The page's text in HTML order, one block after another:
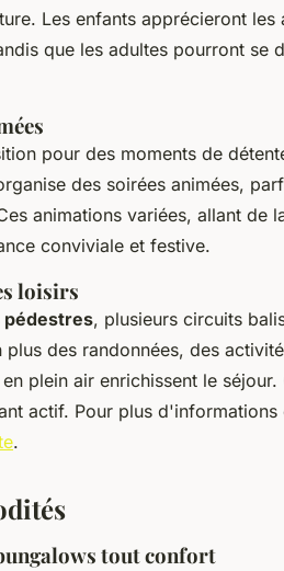
Les enfants apprécieront les
que les adultes pourront se
pour des moments de
des soirées animées,
animations variées, allant de
conviviale et festive.
loisirs
pédestres, plusieurs circuits
des randonnées, des
plein air enrichissent le
actif. Pour plus
.
tout confort